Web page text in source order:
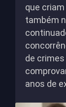
que
também
de
anos de